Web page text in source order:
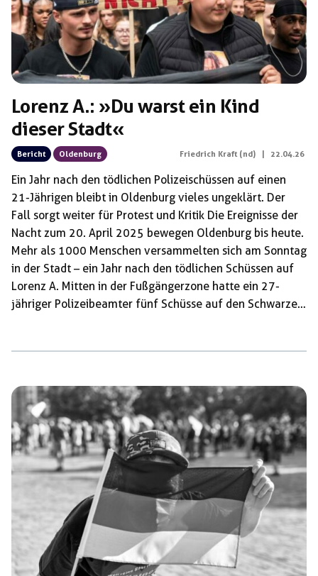
Lorenz A.: »Du warst ein Kind
dieser Stadt«
Bericht Oldenburg Friedrich Kraft (nd) | 22.04.26
Ein Jahr nach den tödlichen Polizei­schüssen auf einen
21-Jährigen bleibt in Olden­burg vieles ungeklärt. Der
Fall sorgt weiter für Protest und Kritik Die Ereignisse der
Nacht zum 20. April 2025 bewegen Oldenburg bis heute.
Mehr als 1000 Menschen versammelten sich am Sonntag
in der Stadt – ein Jahr nach den tödlichen Schüssen auf
Lorenz A. Mitten in der Fußgängerzone hatte ein 27-
jähriger Polizeibeamter fünf Schüsse auf den Schwarzen
Schüsse trafen ihn von hinten: in Hüfte, Oberkörper und
Kopf. Lorenz A. starb noch in derselben Nacht im […]